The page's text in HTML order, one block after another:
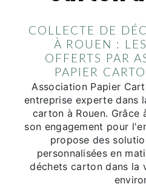
COLLECTE DE
À ROUEN :
OFFERTS PAR
PAPIER
Association Papier
entreprise experte dans
carton à Rouen. Grâce
son engagement pour
propose des
personnalisées en
déchets carton dans la